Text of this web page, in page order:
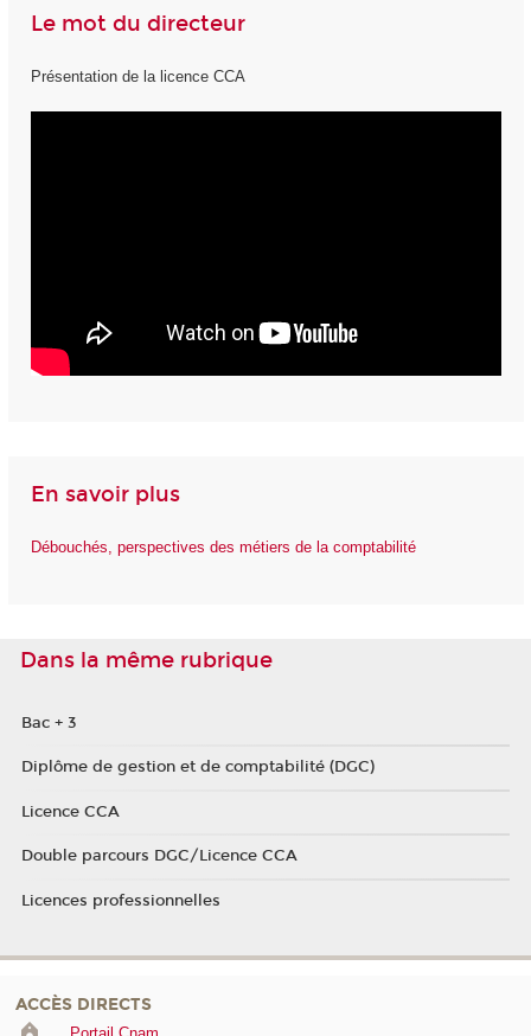
Le mot du directeur
Présentation de la licence CCA
En savoir plus
Débouchés, perspectives des métiers de la comptabilité
Dans la même rubrique
Bac + 3
Diplôme de gestion et de comptabilité (DGC)
Licence CCA
Double parcours DGC/Licence CCA
Licences professionnelles
ACCÈS DIRECTS